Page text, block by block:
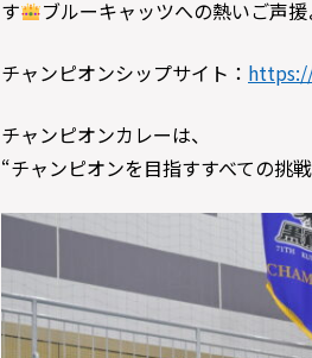
す
ブルーキャッツへの熱いご声
チャンピオンシップサイト：
チャンピオンカレーは、
“チャンピオンを目指すすべての挑